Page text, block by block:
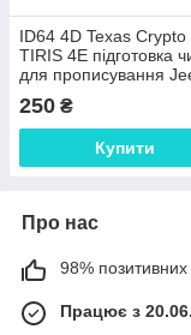
ID64 4D Texas Crypto
TIRIS 4E підготовка
для прописування
Chrysler Subaru 1998-2
250 ₴
Купити
Про нас
98% позитивних
Працює з